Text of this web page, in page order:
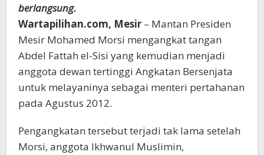
berlangsung.
Wartapilihan.com, Mesir – Mantan Presiden
Mesir Mohamed Morsi mengangkat tangan
Abdel Fattah el-Sisi yang kemudian menjadi
anggota dewan tertinggi Angkatan Bersenjata
untuk melayaninya sebagai menteri pertahanan
pada Agustus 2012.
Pengangkatan tersebut terjadi tak lama setelah
Morsi, anggota Ikhwanul Muslimin,